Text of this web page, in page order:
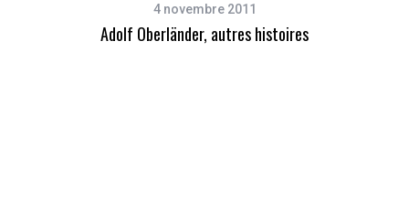
4 novembre 2011
Adolf Oberländer, autres histoires